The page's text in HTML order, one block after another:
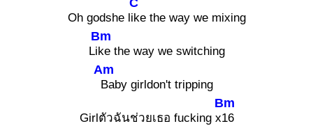
Oh godshe like the way we mixing
Li
Bm
ke the way we switching
Am
Baby girldon't tripping
Girlตัวฉันช่วยเธอ fucking x
Bm
16